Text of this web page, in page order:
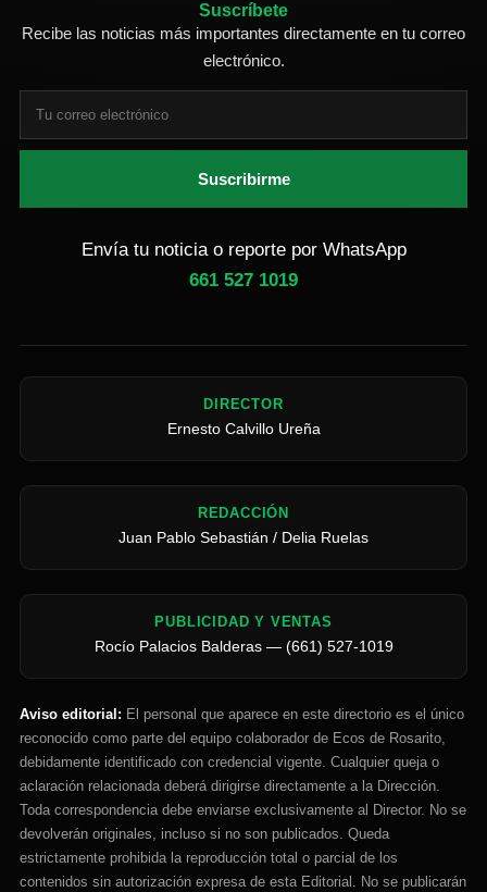
Suscríbete
Recibe las noticias más importantes directamente en tu correo
electrónico.
Suscribirme
Envía tu noticia o reporte por WhatsApp
661 527 1019
DIRECTOR
Ernesto Calvillo Ureña
REDACCIÓN
Juan Pablo Sebastián / Delia Ruelas
PUBLICIDAD Y VENTAS
Rocío Palacios Balderas — (661) 527-1019
Aviso editorial: El personal que aparece en este directorio es el único
reconocido como parte del equipo colaborador de Ecos de Rosarito,
debidamente identificado con credencial vigente. Cualquier queja o
aclaración relacionada deberá dirigirse directamente a la Dirección.
Toda correspondencia debe enviarse exclusivamente al Director. No se
devolverán originales, incluso si no son publicados. Queda
estrictamente prohibida la reproducción total o parcial de los
contenidos sin autorización expresa de esta Editorial. No se publicarán